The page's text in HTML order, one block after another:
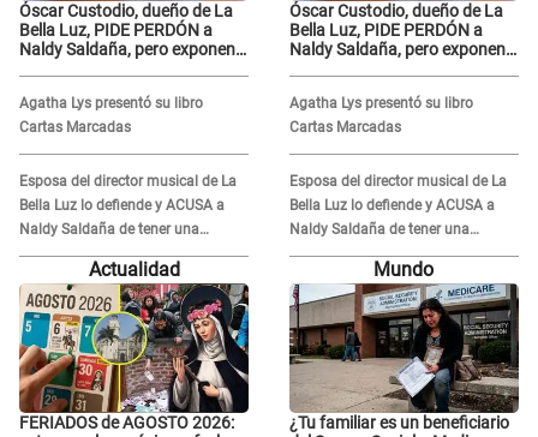
Óscar Custodio, dueño de La
Bella Luz, PIDE PERDÓN a
Naldy Saldaña, pero exponen
grabar"
Agatha Lys presentó su libro
Cartas Marcadas
Esposa del director musical de La
Bella Luz lo defiende y ACUSA a
Naldy Saldaña de tener una
relación con él y otros integrantes
Óscar Custodio, dueño de La
Bella Luz, PIDE PERDÓN a
Naldy Saldaña, pero exponen
grabar"
Agatha Lys presentó su libro
Cartas Marcadas
Esposa del director musical de La
Bella Luz lo defiende y ACUSA a
Naldy Saldaña de tener una
relación con él y otros integrantes
Actualidad
FERIADOS de AGOSTO 2026:
Mundo
¿Tu familiar es un beneficiario